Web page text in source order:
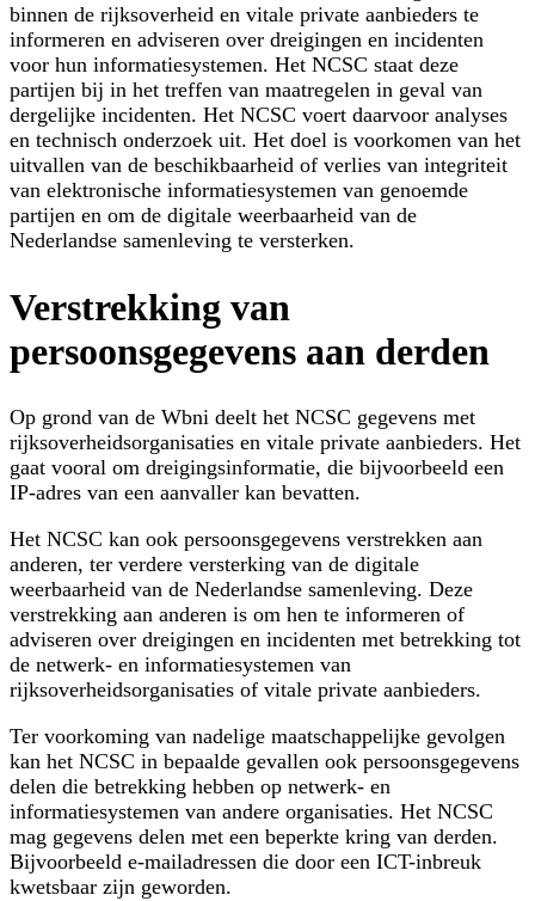
binnen de rijksoverheid en vitale private aanbieders te
informeren en adviseren over dreigingen en incidenten
voor hun informatiesystemen. Het NCSC staat deze
partijen bij in het treffen van maatregelen in geval van
dergelijke incidenten. Het NCSC voert daarvoor analyses
en technisch onderzoek uit. Het doel is voorkomen van het
uitvallen van de beschikbaarheid of verlies van integriteit
van elektronische informatiesystemen van genoemde
partijen en om de digitale weerbaarheid van de
Nederlandse samenleving te versterken.
Verstrekking van
persoonsgegevens aan derden
Op grond van de Wbni deelt het NCSC gegevens met
rijksoverheidsorganisaties en vitale private aanbieders. Het
gaat vooral om dreigingsinformatie, die bijvoorbeeld een
IP-adres van een aanvaller kan bevatten.
Het NCSC kan ook persoonsgegevens verstrekken aan
anderen, ter verdere versterking van de digitale
weerbaarheid van de Nederlandse samenleving. Deze
verstrekking aan anderen is om hen te informeren of
adviseren over dreigingen en incidenten met betrekking tot
de netwerk- en informatiesystemen van
rijksoverheidsorganisaties of vitale private aanbieders.
Ter voorkoming van nadelige maatschappelijke gevolgen
kan het NCSC in bepaalde gevallen ook persoonsgegevens
delen die betrekking hebben op netwerk- en
informatiesystemen van andere organisaties. Het NCSC
mag gegevens delen met een beperkte kring van derden.
Bijvoorbeeld e-mailadressen die door een ICT-inbreuk
kwetsbaar zijn geworden.